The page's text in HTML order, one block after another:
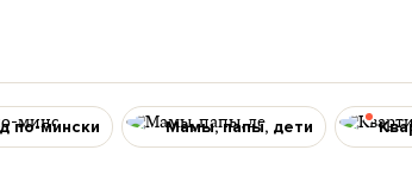
по-мински Мамы, папы, дети